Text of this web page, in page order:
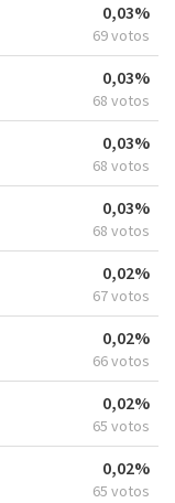
0,03%
69 votos
0,03%
68 votos
0,03%
68 votos
0,03%
68 votos
0,02%
67 votos
0,02%
66 votos
0,02%
65 votos
0,02%
65 votos